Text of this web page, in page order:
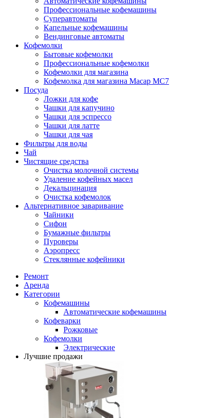
Профессиональные кофемашины
Суперавтоматы
Капельные кофемашины
Вендинговые автоматы
Кофемолки
Бытовые кофемолки
Профессиональные кофемолки
Кофемолки для магазина
Кофемолка для магазина Macap MС7
Посуда
Ложки для кофе
Чашки для капучино
Чашки для эспрессо
Чашки для латте
Чашки для чая
Фильтры для воды
Чай
Чистящие средства
Очистка молочной системы
Удаление кофейных масел
Декальцинация
Очистка кофемолок
Альтернативное заваривание
Чайники
Сифон
Бумажные фильтры
Пуроверы
Аэропресс
Стеклянные кофейники
Ремонт
Аренда
Категории
Кофемашины
Автоматические кофемашины
Кофеварки
Рожковые
Кофемолки
Электрические
Лучшие продажи